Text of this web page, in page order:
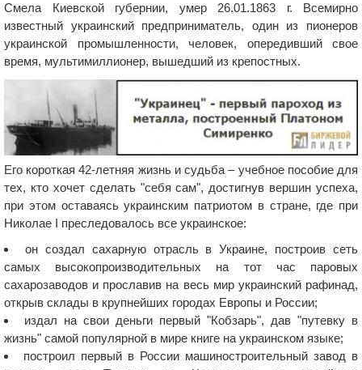
Смела Киевской губернии, умер 26.01.1863 г. Всемирно
известный украинский предприниматель, один из пионеров
украинской промышленности, человек, опередивший свое
время, мультимиллионер, вышедший из крепостных.
Его короткая 42-летняя жизнь и судьба – учебное пособие для
тех, кто хочет сделать "себя сам", достигнув вершин успеха,
при этом оставаясь украинским патриотом в стране, где при
Николае I преследовалось все украинское:
он создал сахарную отрасль в Украине, построив сеть
самых высокопроизводительных на тот час паровых
сахарозаводов и прославив на весь мир украинский рафинад,
открыв склады в крупнейших городах Европы и России;
издал на свои деньги первый "Кобзарь", дав "путевку в
жизнь" самой популярной в мире книге на украинском языке;
построил первый в России машиностроительный завод в